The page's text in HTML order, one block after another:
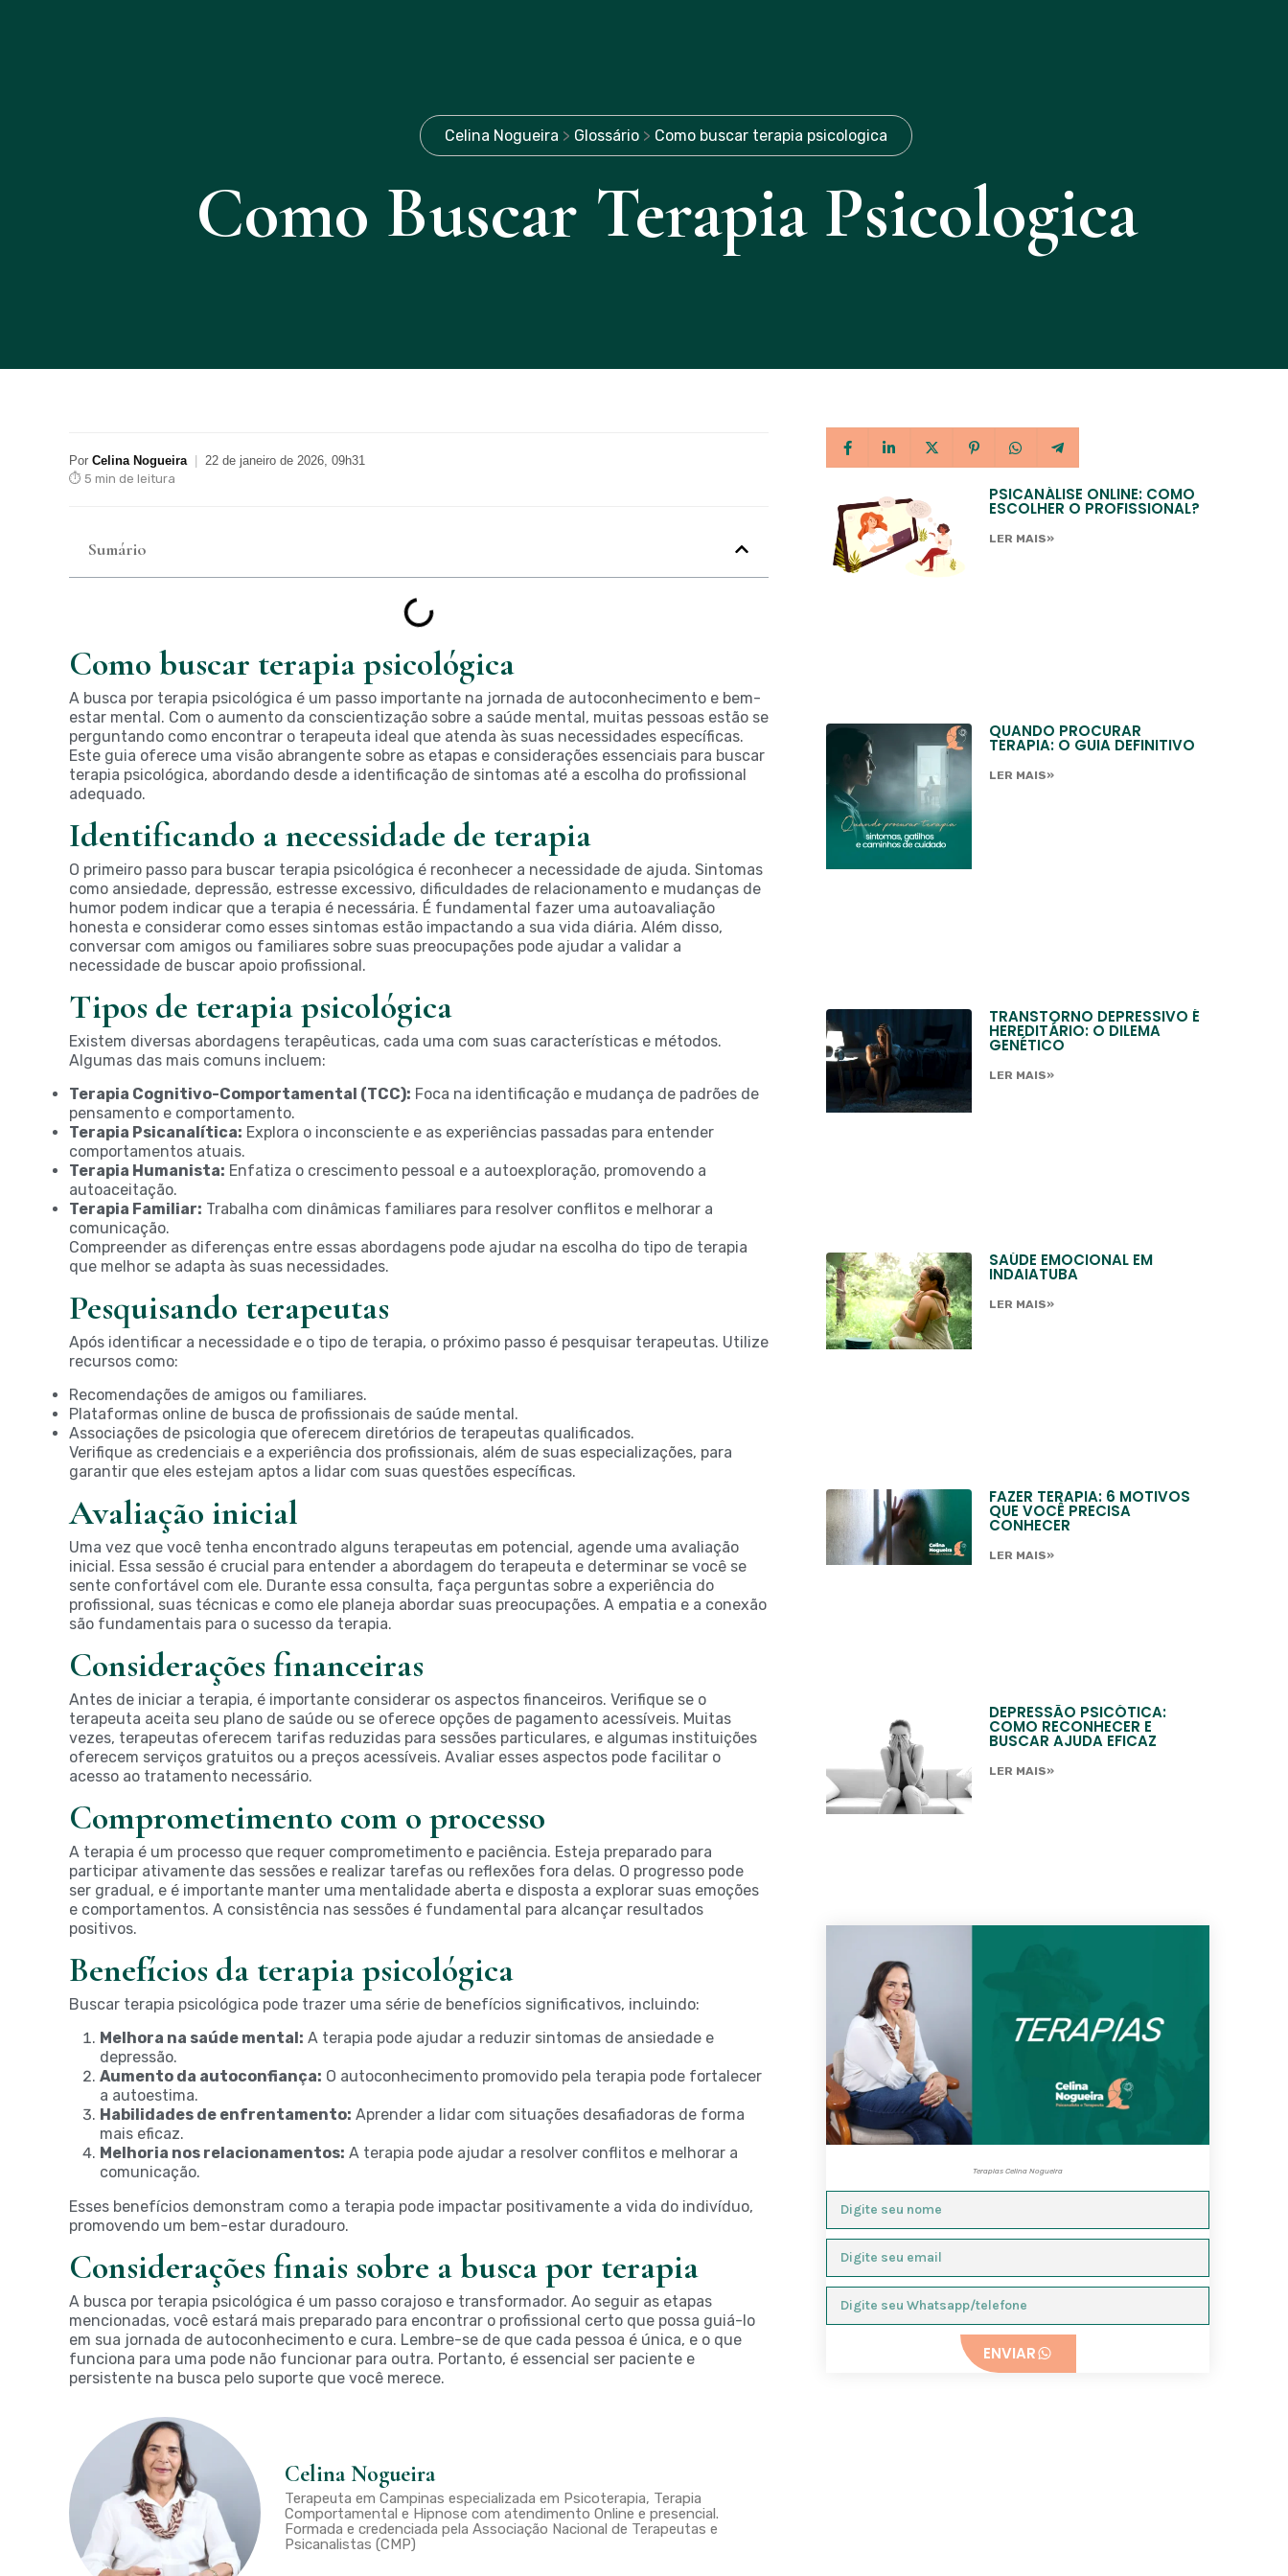
Celina Nogueira > Glossário > Como buscar terapia psicologica
Como Buscar Terapia Psicologica
Por Celina Nogueira
22 de janeiro de 2026, 09h31
⏱ 5 min de leitura
Sumário
Como buscar terapia psicológica
A busca por terapia psicológica é um passo importante na jornada de autoconhecimento e bem-
estar mental. Com o aumento da conscientização sobre a saúde mental, muitas pessoas estão se
perguntando como encontrar o terapeuta ideal que atenda às suas necessidades específicas.
Este guia oferece uma visão abrangente sobre as etapas e considerações essenciais para buscar
terapia psicológica, abordando desde a identificação de sintomas até a escolha do profissional
adequado.
Identificando a necessidade de terapia
O primeiro passo para buscar terapia psicológica é reconhecer a necessidade de ajuda. Sintomas
como ansiedade, depressão, estresse excessivo, dificuldades de relacionamento e mudanças de
humor podem indicar que a terapia é necessária. É fundamental fazer uma autoavaliação
honesta e considerar como esses sintomas estão impactando a sua vida diária. Além disso,
conversar com amigos ou familiares sobre suas preocupações pode ajudar a validar a
necessidade de buscar apoio profissional.
Tipos de terapia psicológica
Existem diversas abordagens terapêuticas, cada uma com suas características e métodos.
Algumas das mais comuns incluem:
Terapia Cognitivo-Comportamental (TCC): Foca na identificação e mudança de padrões de
pensamento e comportamento.
Terapia Psicanalítica: Explora o inconsciente e as experiências passadas para entender
comportamentos atuais.
Terapia Humanista: Enfatiza o crescimento pessoal e a autoexploração, promovendo a
autoaceitação.
Terapia Familiar: Trabalha com dinâmicas familiares para resolver conflitos e melhorar a
comunicação.
Compreender as diferenças entre essas abordagens pode ajudar na escolha do tipo de terapia
que melhor se adapta às suas necessidades.
Pesquisando terapeutas
Após identificar a necessidade e o tipo de terapia, o próximo passo é pesquisar terapeutas. Utilize
recursos como:
Recomendações de amigos ou familiares.
Plataformas online de busca de profissionais de saúde mental.
Associações de psicologia que oferecem diretórios de terapeutas qualificados.
Verifique as credenciais e a experiência dos profissionais, além de suas especializações, para
garantir que eles estejam aptos a lidar com suas questões específicas.
Avaliação inicial
Uma vez que você tenha encontrado alguns terapeutas em potencial, agende uma avaliação
inicial. Essa sessão é crucial para entender a abordagem do terapeuta e determinar se você se
sente confortável com ele. Durante essa consulta, faça perguntas sobre a experiência do
profissional, suas técnicas e como ele planeja abordar suas preocupações. A empatia e a conexão
são fundamentais para o sucesso da terapia.
Considerações financeiras
Antes de iniciar a terapia, é importante considerar os aspectos financeiros. Verifique se o
terapeuta aceita seu plano de saúde ou se oferece opções de pagamento acessíveis. Muitas
vezes, terapeutas oferecem tarifas reduzidas para sessões particulares, e algumas instituições
oferecem serviços gratuitos ou a preços acessíveis. Avaliar esses aspectos pode facilitar o
acesso ao tratamento necessário.
Comprometimento com o processo
A terapia é um processo que requer comprometimento e paciência. Esteja preparado para
participar ativamente das sessões e realizar tarefas ou reflexões fora delas. O progresso pode
ser gradual, e é importante manter uma mentalidade aberta e disposta a explorar suas emoções
e comportamentos. A consistência nas sessões é fundamental para alcançar resultados
positivos.
Benefícios da terapia psicológica
Buscar terapia psicológica pode trazer uma série de benefícios significativos, incluindo:
Melhora na saúde mental: A terapia pode ajudar a reduzir sintomas de ansiedade e
depressão.
Aumento da autoconfiança: O autoconhecimento promovido pela terapia pode fortalecer
a autoestima.
Habilidades de enfrentamento: Aprender a lidar com situações desafiadoras de forma
mais eficaz.
Melhoria nos relacionamentos: A terapia pode ajudar a resolver conflitos e melhorar a
comunicação.
Esses benefícios demonstram como a terapia pode impactar positivamente a vida do indivíduo,
promovendo um bem-estar duradouro.
Considerações finais sobre a busca por terapia
A busca por terapia psicológica é um passo corajoso e transformador. Ao seguir as etapas
mencionadas, você estará mais preparado para encontrar o profissional certo que possa guiá-lo
em sua jornada de autoconhecimento e cura. Lembre-se de que cada pessoa é única, e o que
funciona para uma pode não funcionar para outra. Portanto, é essencial ser paciente e
persistente na busca pelo suporte que você merece.
Celina Nogueira
Terapeuta em Campinas especializada em Psicoterapia, Terapia
Comportamental e Hipnose com atendimento Online e presencial.
Formada e credenciada pela Associação Nacional de Terapeutas e
Psicanalistas (CMP)
PSICANÁLISE ONLINE: COMO
ESCOLHER O PROFISSIONAL?
LER MAIS»
QUANDO PROCURAR
TERAPIA: O GUIA DEFINITIVO
LER MAIS»
TRANSTORNO DEPRESSIVO É
HEREDITÁRIO: O DILEMA
GENÉTICO
LER MAIS»
SAÚDE EMOCIONAL EM
INDAIATUBA
LER MAIS»
FAZER TERAPIA: 6 MOTIVOS
QUE VOCÊ PRECISA
CONHECER
LER MAIS»
DEPRESSÃO PSICÓTICA:
COMO RECONHECER E
BUSCAR AJUDA EFICAZ
LER MAIS»
Terapias Celina Nogueira
ENVIAR